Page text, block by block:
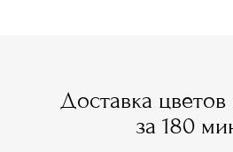
Доставка
за 180